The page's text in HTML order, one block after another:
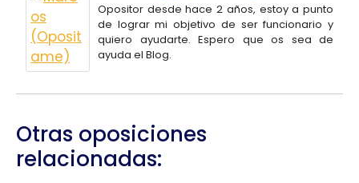
Opositor desde hace 2 años, estoy a punto
de lograr mi objetivo de ser funcionario y
quiero ayudarte. Espero que os sea de
ayuda el Blog.
Otras oposiciones
relacionadas: